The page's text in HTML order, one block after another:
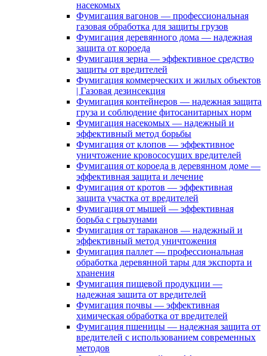
насекомых
Фумигация вагонов — профессиональная
газовая обработка для защиты грузов
Фумигация деревянного дома — надежная
защита от короеда
Фумигация зерна — эффективное средство
защиты от вредителей
Фумигация коммерческих и жилых объектов
| Газовая дезинсекция
Фумигация контейнеров — надежная защита
груза и соблюдение фитосанитарных норм
Фумигация насекомых — надежный и
эффективный метод борьбы
Фумигация от клопов — эффективное
уничтожение кровососущих вредителей
Фумигация от короеда в деревянном доме —
эффективная защита и лечение
Фумигация от кротов — эффективная
защита участка от вредителей
Фумигация от мышей — эффективная
борьба с грызунами
Фумигация от тараканов — надежный и
эффективный метод уничтожения
Фумигация паллет — профессиональная
обработка деревянной тары для экспорта и
хранения
Фумигация пищевой продукции —
надежная защита от вредителей
Фумигация почвы — эффективная
химическая обработка от вредителей
Фумигация пшеницы — надежная защита от
вредителей с использованием современных
методов